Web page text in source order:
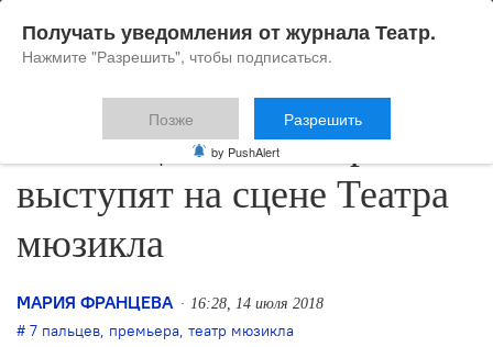
«7 пальцев» из Монреаля
выступят на сцене Театра
мюзикла
МАРИЯ ФРАНЦЕВА 16:28, 14 июля 2018
7 пальцев, премьера, театр мюзикла
Получать уведомления от журнала Театр.
Нажмите "Разрешить", чтобы подписаться.
Позже Разрешить
by PushAlert